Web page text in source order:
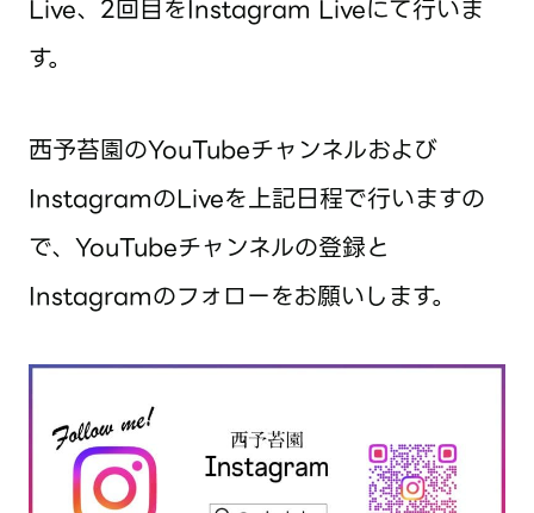
Live、2回目をInstagram Liveにて行いま
す。
西予苔園のYouTubeチャンネルおよび
InstagramのLiveを上記日程で行いますの
で、YouTubeチャンネルの登録と
Instagramのフォローをお願いします。